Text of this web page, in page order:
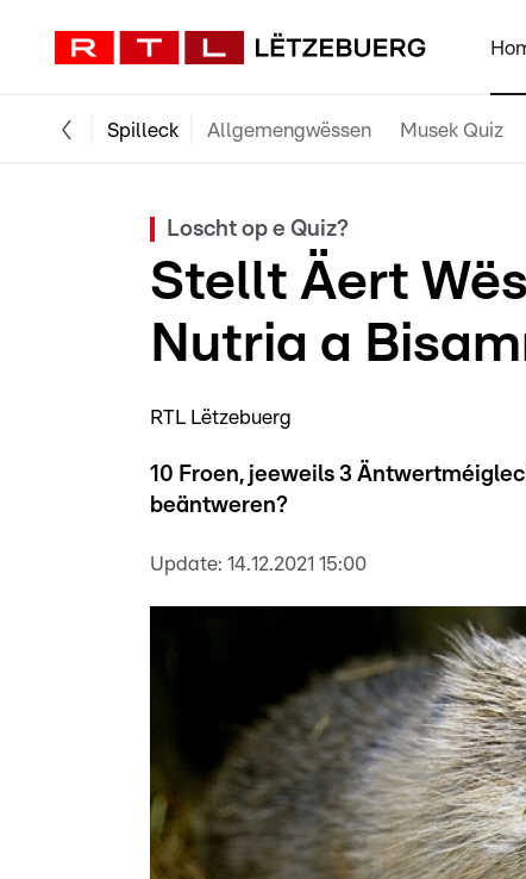
Spilleck Allgemengwëssen Musek Quiz
Loscht op e Quiz?
Stellt Äert
Nutria a
RTL Lëtzebuerg
10 Froen, jeeweils 3
beäntweren?
Update: 14.12.2021 15:00